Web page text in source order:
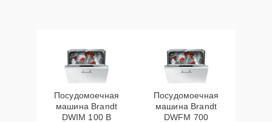
Посудомоечная
машина Brandt
DWIM 100 B
Посудомоечная
машина Brandt
DWFM 700